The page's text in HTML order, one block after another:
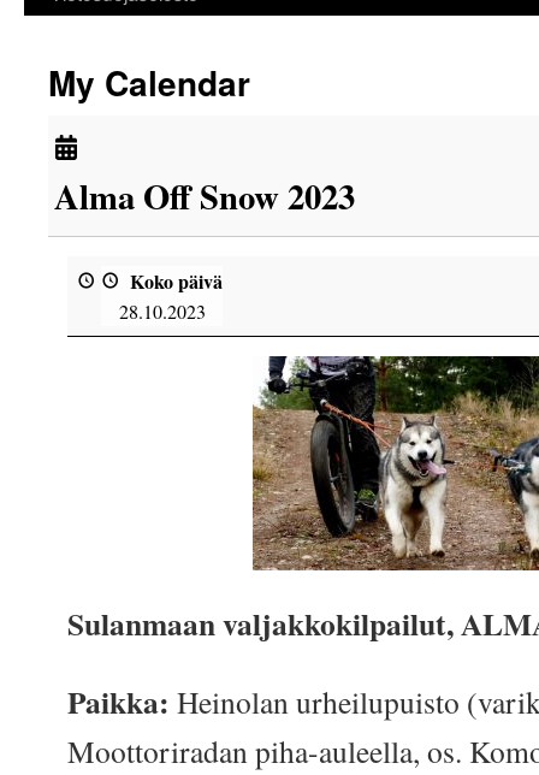
My Calendar
Alma Off Snow 2023
Koko päivä
28.10.2023
Sulanmaan valjakkokilpailut,
Paikka: Heinolan urheilupuisto
Moottoriradan piha-auleella, os.